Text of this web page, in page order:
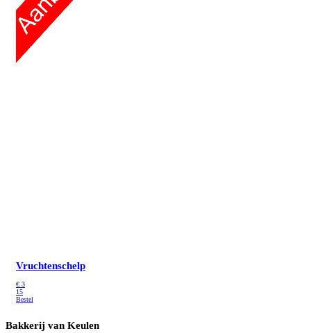
Vruchtenschelp
€ 3
15
Bestel
Bakkerij van Keulen